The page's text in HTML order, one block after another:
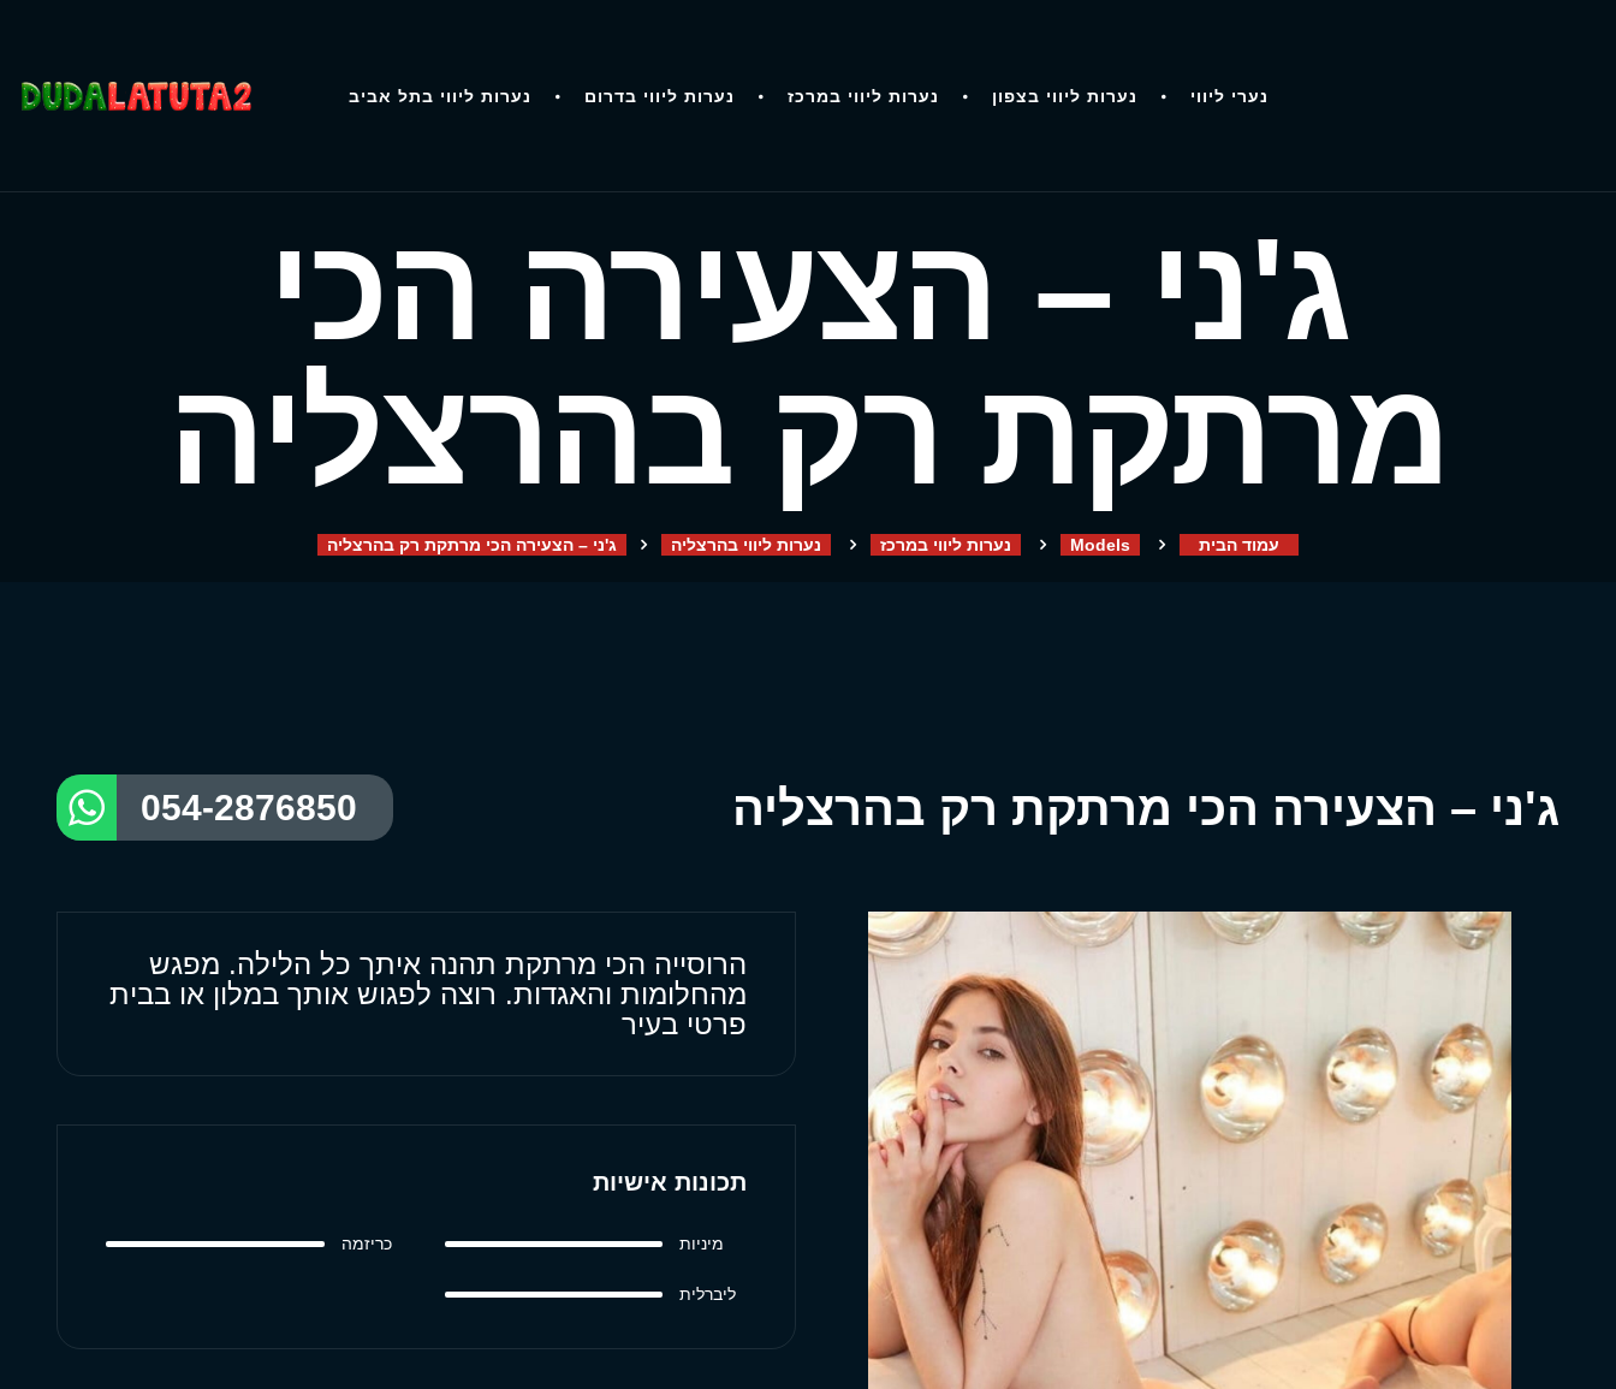
נערות ליווי בתל אביב נערות ליווי בדרום נערות ליווי במרכז נערות ליווי בצפון נערי ליווי
ג'ני – הצעירה הכי
מרתקת רק בהרצליה
עמוד הבית Models נערות ליווי במרכז נערות ליווי בהרצליה ג'ני – הצעירה הכי מרתקת רק בהרצליה
ג'ני – הצעירה הכי מרתקת רק בהרצליה 054-2876850
הרוסייה הכי מרתקת תהנה איתך כל הלילה. מפגש
מהחלומות והאגדות. רוצה לפגוש אותך במלון או בבית
פרטי בעיר
תכונות אישיות
מיניות כריזמה
ליברלית